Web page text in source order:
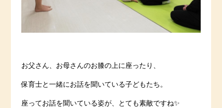
お父さん、お母さんのお膝の上に座ったり、
保育士と一緒にお話を聞いている子どもたち。
座ってお話を聞いている姿が、とても素敵ですね✨